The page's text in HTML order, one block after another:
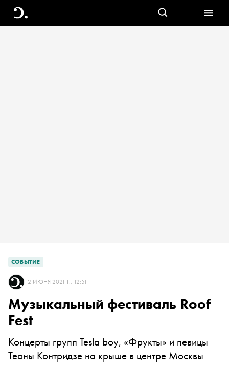
СОБЫТИЕ
2 ИЮНЯ 2021 Г., 12:51
Музыкальный фестиваль Roof
Fest
Концерты групп Tesla boy, «Фрукты» и певицы
Теоны Контридзе на крыше в центре Москвы